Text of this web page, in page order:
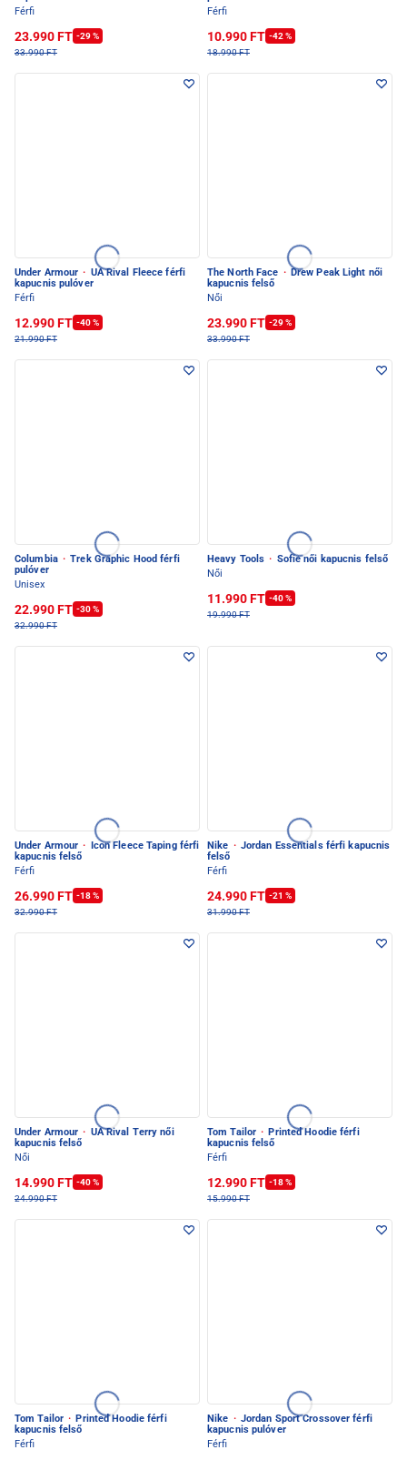
Férfi
23.990 FT -29 %
33.990 FT
Férfi
10.990 FT -42 %
18.990 FT
Under Armour · UA Rival Fleece férfi
kapucnis pulóver
Férfi
12.990 FT -40 %
21.990 FT
The North Face · Drew Peak Light női
kapucnis felső
Női
23.990 FT -29 %
33.990 FT
Columbia · Trek Graphic Hood férfi
pulóver
Unisex
22.990 FT -30 %
32.990 FT
Heavy Tools · Sofie női kapucnis felső
Női
11.990 FT -40 %
19.990 FT
Under Armour ·
Icon Fleece Taping férfi
kapucnis felső
Férfi
26.990 FT -18 %
32.990 FT
Nike · Jordan Essentials férfi kapucnis
felső
Férfi
24.990 FT -21 %
31.990 FT
Under Armour · UA Rival Terry női
kapucnis felső
Női
14.990 FT -40 %
24.990 FT
Tom Tailor · Printed Hoodie férfi
kapucnis felső
Férfi
12.990 FT -18 %
15.990 FT
Tom Tailor · Printed Hoodie férfi
kapucnis felső
Férfi
Nike · Jordan Sport Crossover férfi
kapucnis pulóver
Férfi